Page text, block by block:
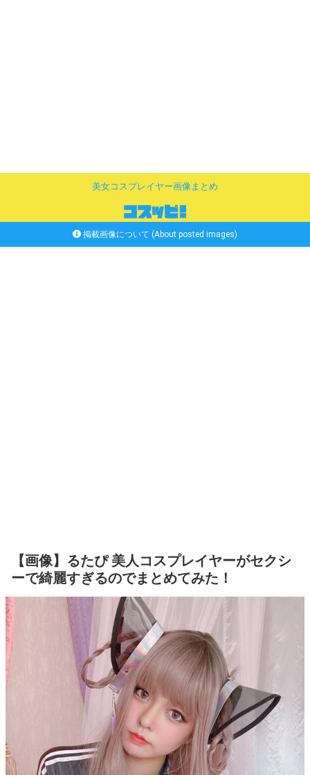
美女コスプレイヤー画像まとめ
掲載画像について (About posted images)
【画像】るたぴ 美人コスプレイヤーがセクシ
ーで綺麗すぎるのでまとめてみた！